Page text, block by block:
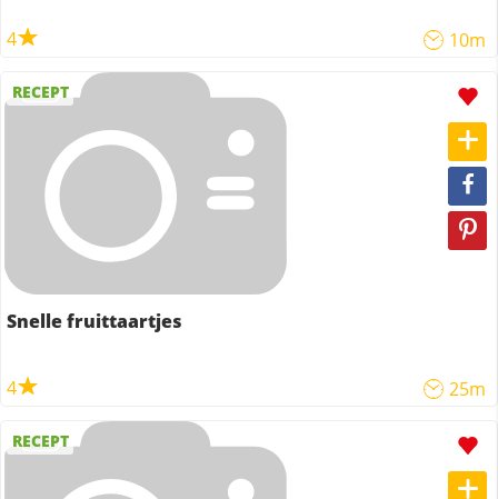
4 10m
RECEPT
Snelle fruittaartjes
4 25m
RECEPT